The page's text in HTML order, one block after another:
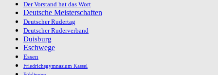
Der Vorstand hat das Wort
Deutsche Meisterschaften
Deutscher Rudertag
Deutscher Ruderverband
Duisburg
Eschwege
Essen
Friedrichsgymnasium Kassel